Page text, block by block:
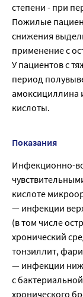
степени - при
Пожилые
снижения
применение с
У пациентов с
период
амоксициллина
кислоты.
Показания
Инфекционно-
кислоте
— инфекции
(в том числе
хронический
тонзиллит,
— инфекции
с
хронического